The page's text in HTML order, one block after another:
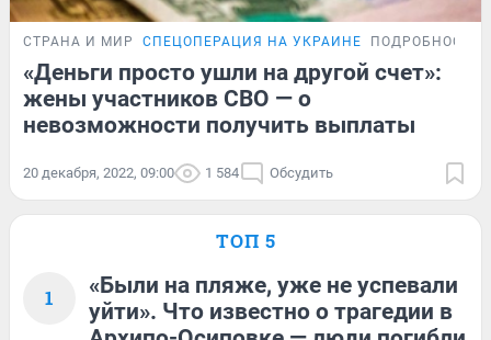
СТРАНА И МИР СПЕЦОПЕРАЦИЯ НА УКРАИНЕ ПОДРОБНОСТИ
«Деньги просто ушли на другой счет»:
жены участников СВО — о
невозможности получить выплаты
20 декабря, 2022, 09:00 1 584 Обсудить
ТОП 5
1
«Были на пляже, уже не успевали
уйти». Что известно о трагедии в